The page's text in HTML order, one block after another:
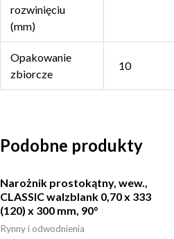
rozwinięciu
(mm)
Opakowanie
zbiorcze
10
Podobne produkty
Narożnik prostokątny, wew.,
CLASSIC walzblank 0,70 x 333
(120) x 300 mm, 90°
Rynny i odwodnienia